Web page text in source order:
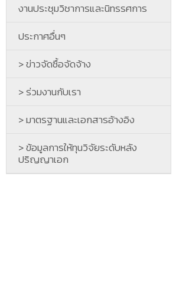
งานประชุมวิชาการและนิทรรศการ
ประกาศอื่นๆ
> ข่าวจัดซื้อจัดจ้าง
> ร่วมงานกับเรา
> มาตรฐานและเอกสารอ้างอิง
> ข้อมูลการให้ทุนวิจัยระดับหลัง
ปริญญาเอก